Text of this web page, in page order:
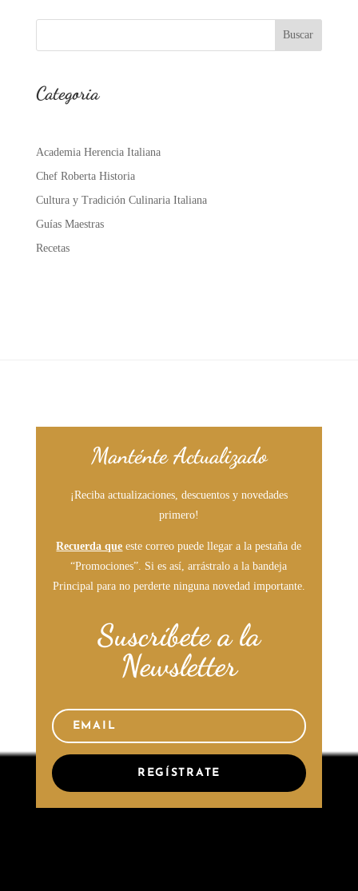
Buscar
Categoria
Academia Herencia Italiana
Chef Roberta Historia
Cultura y Tradición Culinaria Italiana
Guías Maestras
Recetas
Manténte Actualizado
¡Reciba actualizaciones, descuentos y novedades
primero!
Recuerda que este correo puede llegar a la pestaña de
“Promociones”. Si es así, arrástralo a la bandeja
Principal para no perderte ninguna novedad importante.
Suscríbete a la
Newsletter
REGÍSTRATE